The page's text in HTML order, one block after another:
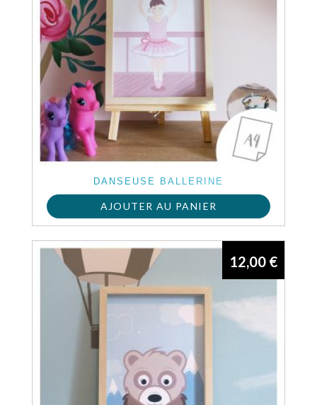
DANSEUSE BALLERINE
AJOUTER AU PANIER
12,00 €